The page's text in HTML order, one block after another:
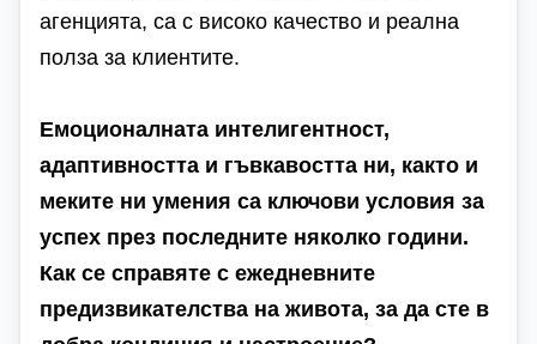
агенцията, са с високо качество и реална
полза за клиентите.
Емоционалната интелигентност,
адаптивността и гъвкавостта ни, както и
меките ни умения са ключови условия за
успех през последните няколко години.
Как се справяте с ежедневните
предизвикателства на живота, за да сте в